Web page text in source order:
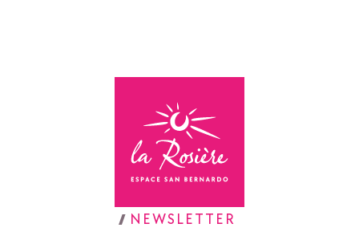
Torna alla home page
NEWSLETTER